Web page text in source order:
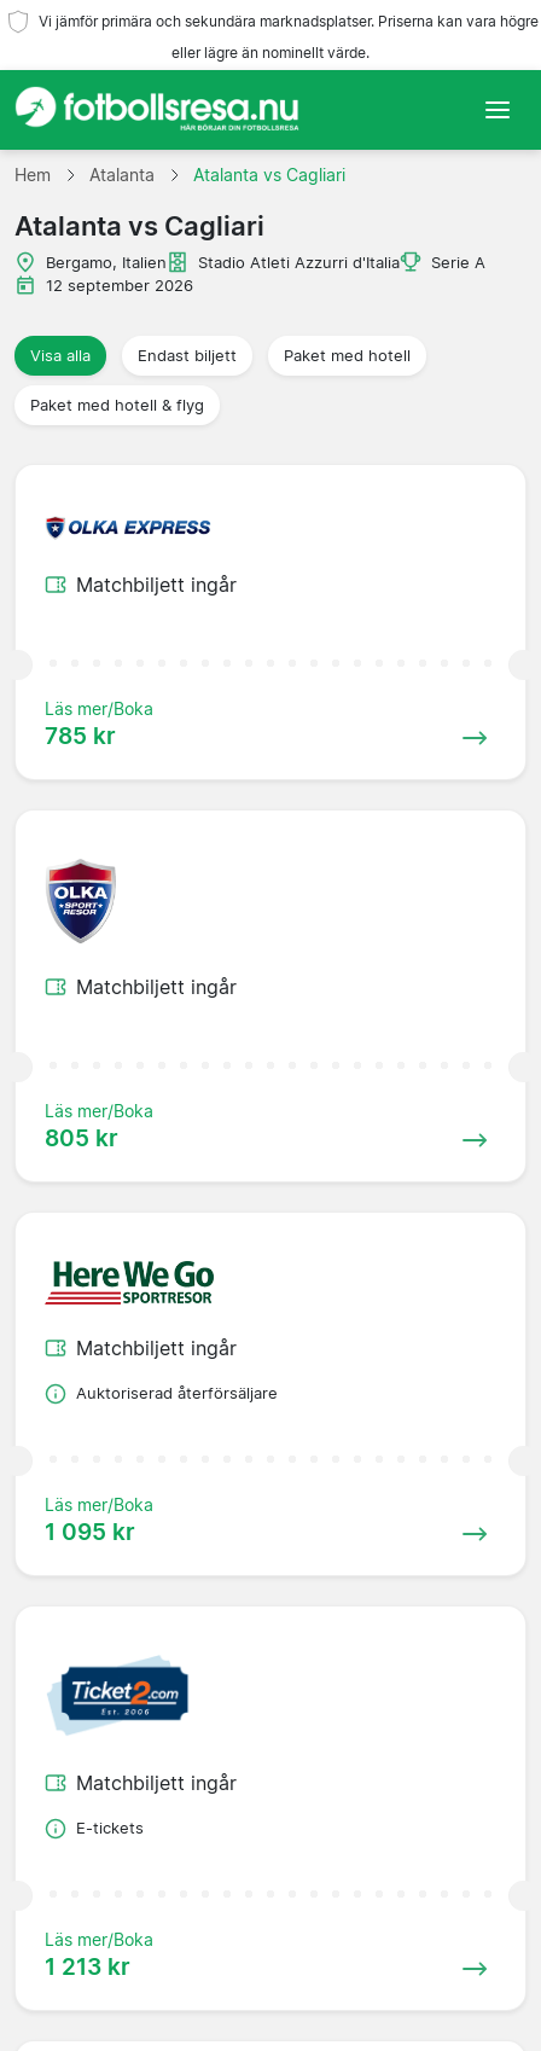
Vi jämför primära och sekundära marknadsplatser. Priserna kan vara högre
eller lägre än nominellt värde.
Hem
Lag
Ligor
Resebyråer
Hem Atalanta Atalanta vs Cagliari
Atalanta vs Cagliari
Bergamo, Italien Stadio Atleti Azzurri d'Italia
Serie A
12 september 2026
Visa alla Endast biljett Paket med hotell
Paket med hotell & flyg
Matchbiljett ingår
Läs mer/Boka
785 kr
Matchbiljett ingår
Läs mer/Boka
805 kr
Matchbiljett ingår
Auktoriserad återförsäljare
Läs mer/Boka
1 095 kr
Matchbiljett ingår
E-tickets
Läs mer/Boka
1 213 kr